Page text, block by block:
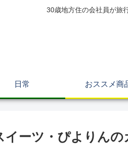
30歳地方住の会社員が旅
日常 おススメ商
イーツ・ぴよりん